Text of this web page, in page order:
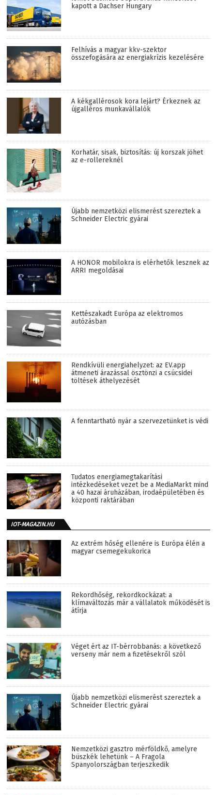
kapott a Dachser Hungary
Felhívás a magyar kkv-szektor
összefogására az energiakrízis kezelésére
A kékgallérosok kora lejárt? Érkeznek az
újgalléros munkavállalók
Korhatár, sisak, biztosítás: új korszak jöhet
az e-rollereknél
Újabb nemzetközi elismerést szereztek a
Schneider Electric gyárai
A HONOR mobilokra is elérhetők lesznek az
ARRI megoldásai
Kettészakadt Európa az elektromos
autózásban
Rendkívüli energiahelyzet: az EV.app
átmeneti árazással ösztönzi a csúcsidei
töltések áthelyezését
A fenntartható nyár a szervezetünket is védi
Tudatos energiamegtakarítási
intézkedéseket vezet be a MediaMarkt mind
a 40 hazai áruházában, irodaépületében és
központi raktárában
IOT-MAGAZIN.HU
Az extrém hőség ellenére is Európa élén a
magyar csemegekukorica
Rekordhőség, rekordkockázat: a
klímaváltozás már a vállalatok működését is
átírja
Véget ért az IT-bérrobbanás: a következő
verseny már nem a fizetésekről szól
Újabb nemzetközi elismerést szereztek a
Schneider Electric gyárai
Nemzetközi gasztro mérföldkő, amelyre
büszkék lehetünk – A Fragola
Spanyolországban terjeszkedik